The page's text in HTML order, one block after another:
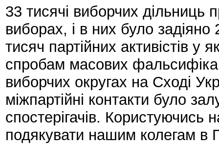
33 тисячі виборчих дільниць
виборах, і в них було
тисяч партійних активістів у
спробам масових
виборчих округах на Сході
міжпартійні контакти було
спостерігачів. Користуючись
подякувати нашим колегам в